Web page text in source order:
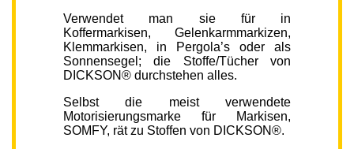
Verwendet man sie für in
Koffermarkisen, Gelenkarmmarkizen,
Klemmarkisen, in Pergola’s oder als
Sonnensegel; die Stoffe/Tücher von
DICKSON® durchstehen alles.
Selbst die meist verwendete
Motorisierungsmarke für Markisen,
SOMFY, rät zu Stoffen von DICKSON®.